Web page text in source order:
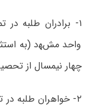
۱- برادران طلبه
واحد مشﻬد (به
چهار نیمسال از
۲- خواهران طلبه در